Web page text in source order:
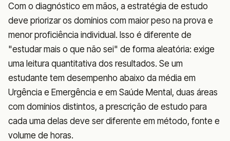
Com o diagnóstico em mãos, a estratégia de estudo
deve priorizar os domínios com maior peso na prova e
menor proficiência individual. Isso é diferente de
"estudar mais o que não sei" de forma aleatória: exige
uma leitura quantitativa dos resultados. Se um
estudante tem desempenho abaixo da média em
Urgência e Emergência e em Saúde Mental, duas áreas
com domínios distintos, a prescrição de estudo para
cada uma delas deve ser diferente em método, fonte e
volume de horas.